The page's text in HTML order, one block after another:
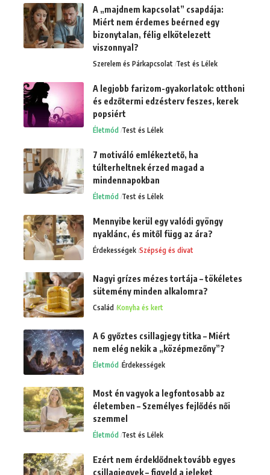
A „majdnem kapcsolat” csapdája:
Miért nem érdemes beérned egy
bizonytalan, félig elkötelezett
viszonnyal?
Szerelem és Párkapcsolat Test és Lélek
A legjobb farizom-gyakorlatok: otthoni
és edzőtermi edzésterv feszes, kerek
popsiért
Életmód Test és Lélek
7 motiváló emlékeztető, ha
túlterheltnek érzed magad a
mindennapokban
Életmód Test és Lélek
Mennyibe kerül egy valódi gyöngy
nyaklánc, és mitől függ az ára?
Érdekességek Szépség és divat
Nagyi grízes mézes tortája – tökéletes
sütemény minden alkalomra?
Család Konyha és kert
A 6 győztes csillagjegy titka – Miért
nem elég nekik a „középmezőny”?
Életmód Érdekességek
Most én vagyok a legfontosabb az
életemben – Személyes fejlődés női
szemmel
Életmód Test és Lélek
Ezért nem érdeklődnek tovább egyes
csillagjegyek – figyeld a jeleket